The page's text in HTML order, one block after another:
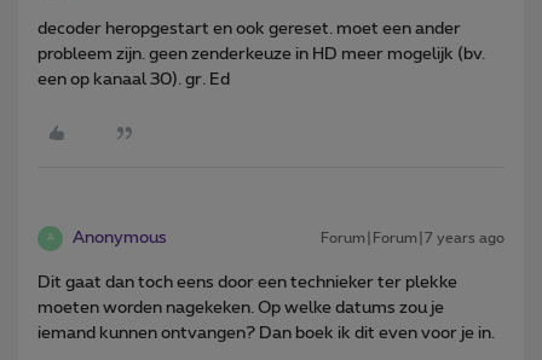
decoder heropgestart en ook gereset. moet een ander
probleem zijn. geen zenderkeuze in HD meer mogelijk (bv.
een op kanaal 30). gr. Ed
A Anonymous Forum|Forum|7 years ago
Dit gaat dan toch eens door een technieker ter plekke
moeten worden nagekeken. Op welke datums zou je
iemand kunnen ontvangen? Dan boek ik dit even voor je in.